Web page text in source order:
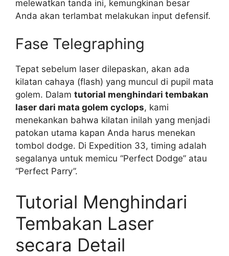
melewatkan tanda ini, kemungkinan besar
Anda akan terlambat melakukan input defensif.
Fase Telegraphing
Tepat sebelum laser dilepaskan, akan ada
kilatan cahaya (flash) yang muncul di pupil mata
golem. Dalam tutorial menghindari tembakan
laser dari mata golem cyclops, kami
menekankan bahwa kilatan inilah yang menjadi
patokan utama kapan Anda harus menekan
tombol dodge. Di Expedition 33, timing adalah
segalanya untuk memicu “Perfect Dodge” atau
“Perfect Parry”.
Tutorial Menghindari
Tembakan Laser
secara Detail